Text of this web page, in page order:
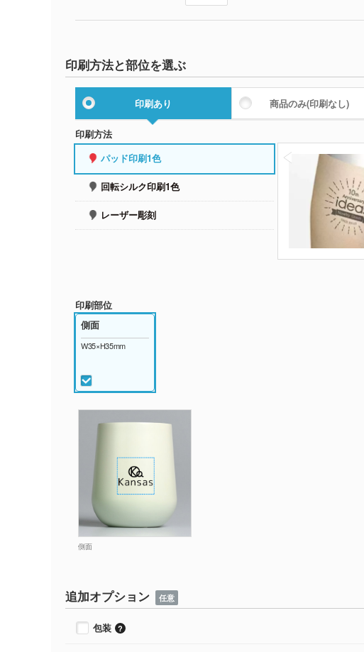
印刷方法と部位を選ぶ
印刷あり 商品のみ(印刷なし)
印刷方法
パッド印刷1色
回転シルク印刷1色
レーザー彫刻
印刷部位
側面
W35×H35mm
側面
追加オプション 任意
包装